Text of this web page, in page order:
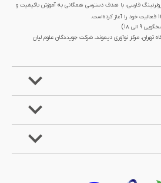
فارسی، با هدف دسترسی همگانی به آموزش باکیفیت و
تهران، مرکز نوآوری دیموند، شرکت جویندگان علوم لیان